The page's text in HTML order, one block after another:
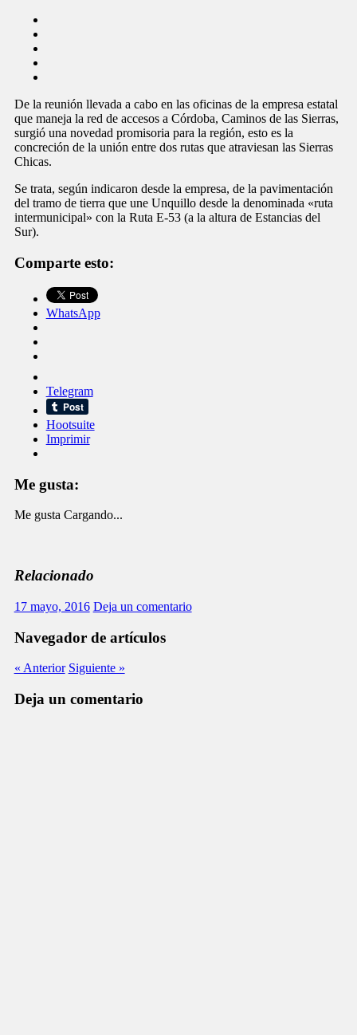
De la reunión llevada a cabo en las oficinas de la empresa estatal
que maneja la red de accesos a Córdoba, Caminos de las Sierras,
surgió una novedad promisoria para la región, esto es la
concreción de la unión entre dos rutas que atraviesan las Sierras
Chicas.
Se trata, según indicaron desde la empresa, de la pavimentación
del tramo de tierra que une Unquillo desde la denominada «ruta
intermunicipal» con la Ruta E-53 (a la altura de Estancias del
Sur).
Comparte esto:
WhatsApp
Telegram
Hootsuite
Imprimir
Me gusta:
Me gusta Cargando...
Relacionado
17 mayo, 2016 Deja un comentario
Navegador de artículos
« Anterior Siguiente »
Deja un comentario